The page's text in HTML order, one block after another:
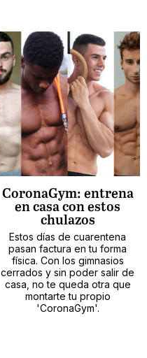
CoronaGym: entrena
en casa con estos
chulazos
Estos días de cuarentena
pasan factura en tu forma
física. Con los gimnasios
cerrados y sin poder salir de
casa, no te queda otra que
montarte tu propio
'CoronaGym'.